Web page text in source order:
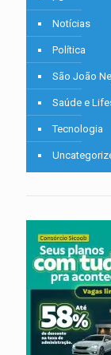
Notícias
Política
São João
Saúde e
Tecnologia